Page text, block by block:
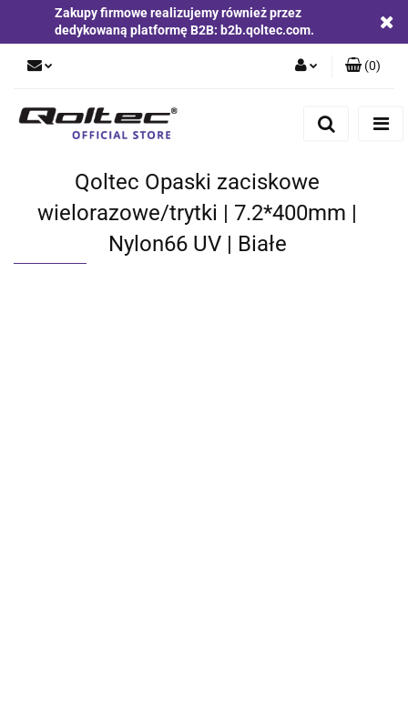
Zakupy firmowe realizujemy również przez
dedykowaną platformę B2B: b2b.qoltec.com.
Zgody cookies
(0)
Qoltec Opaski zaciskowe
wielorazowe/trytki | 7.2*400mm |
Nylon66 UV | Białe